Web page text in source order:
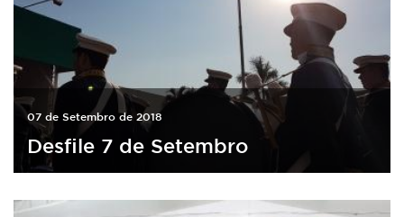
07 de Setembro de 2018
Desfile 7 de Setembro